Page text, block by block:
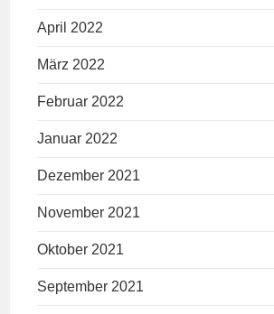
April 2022
März 2022
Februar 2022
Januar 2022
Dezember 2021
November 2021
Oktober 2021
September 2021